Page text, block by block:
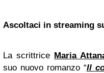
Ascoltaci in streaming
La scrittrice Maria
suo nuovo romanzo “Il